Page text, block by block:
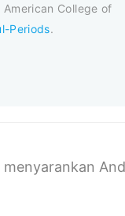
College of
Periods.